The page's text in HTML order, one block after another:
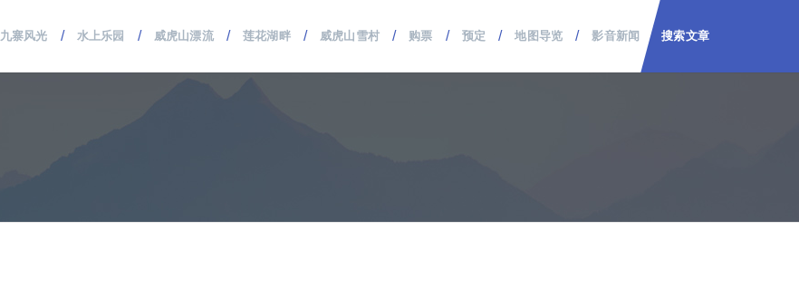
九寨风光 / 水上乐园 / 威虎山漂流 / 莲花湖畔 / 威虎山雪村 / 购票 / 预定 / 地图导览 / 影音新闻 搜索文章